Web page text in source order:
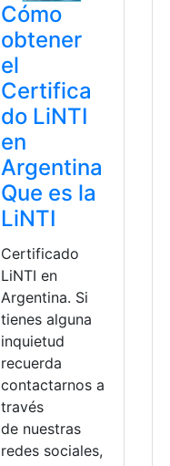
Cómo
obtener
el
Certifica
do LiNTI
en
Argentina
Que es la
LiNTI
Certificado
LiNTI en
Argentina. Si
tienes alguna
inquietud
recuerda
contactarnos a
través
de nuestras
redes sociales,